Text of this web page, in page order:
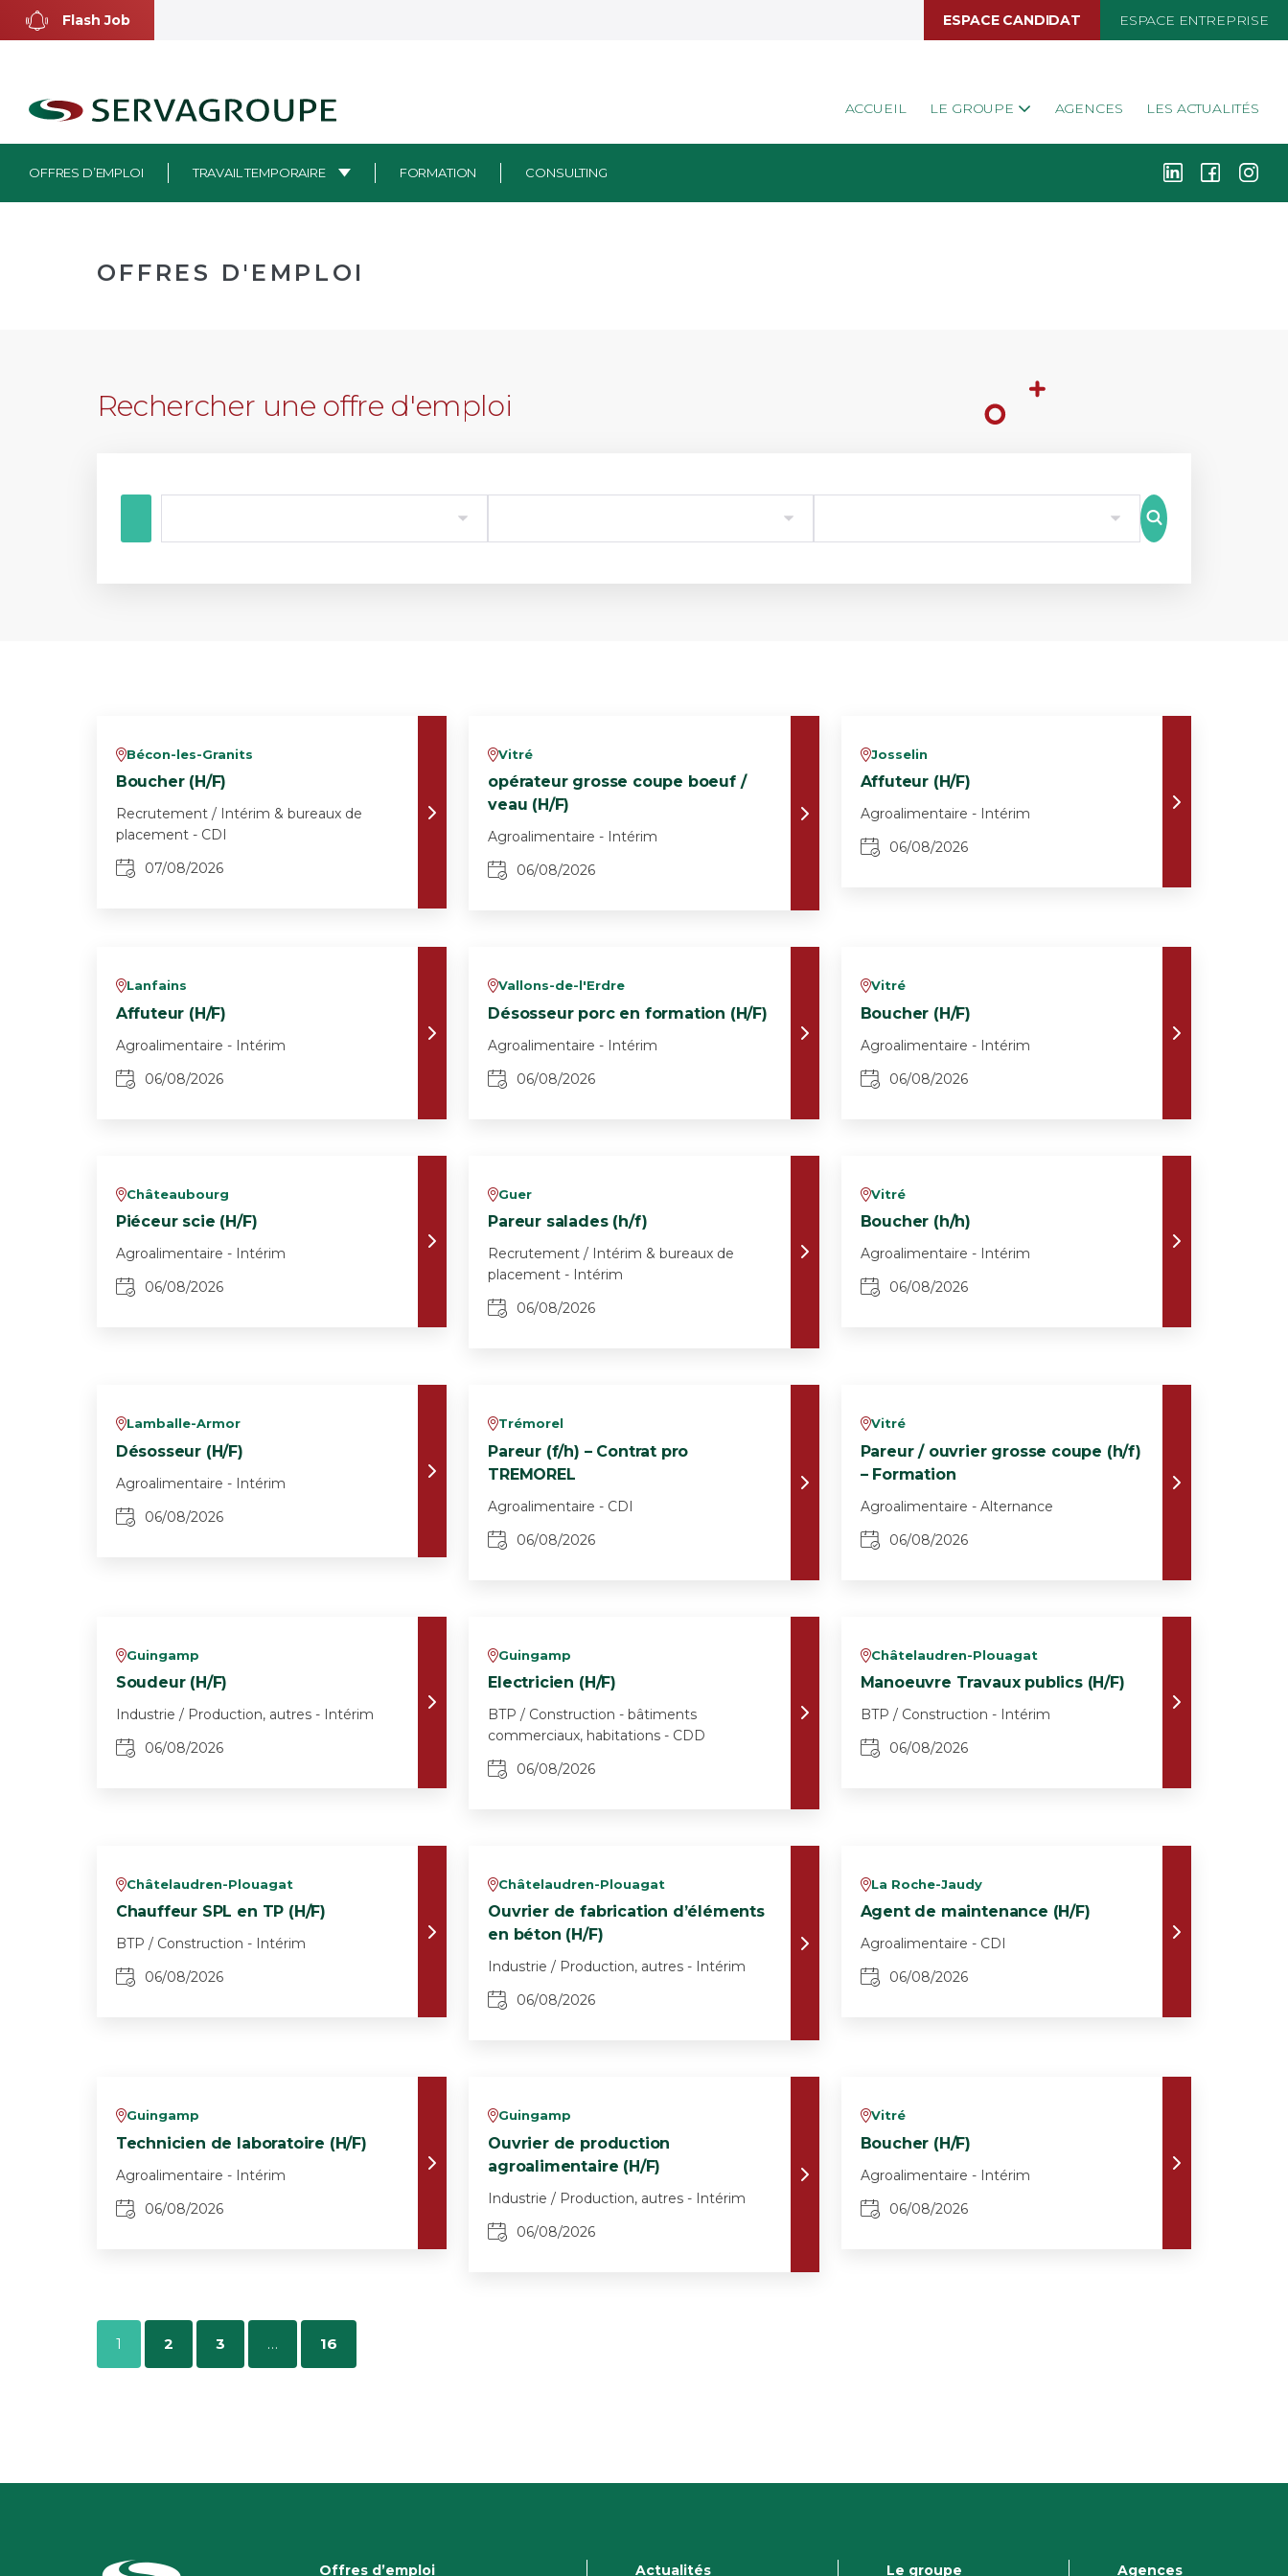
Aller
Flash Job ESPACE CANDIDAT ESPACE ENTREPRISE
ACCUEIL LE GROUPE AGENCES LES ACTUALITÉS
OFFRES D’EMPLOI TRAVAIL TEMPORAIRE FORMATION CONSULTING k i j
OFFRES D'EMPLOI
Rechercher une offre d'emploi
8
vBécon-les-Granits
Boucher (H/F)
Recrutement / Intérim & bureaux de
placement - CDI
07/08/2026
vVitré
opérateur grosse coupe boeuf /
veau (H/F)
Agroalimentaire - Intérim
06/08/2026
vJosselin
Affuteur (H/F)
Agroalimentaire - Intérim
06/08/2026
vLanfains
Affuteur (H/F)
Agroalimentaire - Intérim
06/08/2026
vVallons-de-l'Erdre
Désosseur porc en formation (H/F)
Agroalimentaire - Intérim
06/08/2026
vVitré
Boucher (H/F)
Agroalimentaire - Intérim
06/08/2026
vChâteaubourg
Piéceur scie (H/F)
Agroalimentaire - Intérim
06/08/2026
vGuer
Pareur salades (h/f)
Recrutement / Intérim & bureaux de
placement - Intérim
06/08/2026
vVitré
Boucher (h/h)
Agroalimentaire - Intérim
06/08/2026
vLamballe-Armor
Désosseur (H/F)
Agroalimentaire - Intérim
06/08/2026
vTrémorel
Pareur (f/h) – Contrat pro
TREMOREL
Agroalimentaire - CDI
06/08/2026
vVitré
Pareur / ouvrier grosse coupe (h/f)
– Formation
Agroalimentaire - Alternance
06/08/2026
vGuingamp
Soudeur (H/F)
Industrie / Production, autres - Intérim
06/08/2026
vGuingamp
Electricien (H/F)
BTP / Construction - bâtiments
commerciaux, habitations - CDD
06/08/2026
vChâtelaudren-Plouagat
Manoeuvre Travaux publics (H/F)
BTP / Construction - Intérim
06/08/2026
vChâtelaudren-Plouagat
Chauffeur SPL en TP (H/F)
BTP / Construction - Intérim
06/08/2026
vChâtelaudren-Plouagat
Ouvrier de fabrication d’éléments
en béton (H/F)
Industrie / Production, autres - Intérim
06/08/2026
vLa Roche-Jaudy
Agent de maintenance (H/F)
Agroalimentaire - CDI
06/08/2026
vGuingamp
Technicien de laboratoire (H/F)
Agroalimentaire - Intérim
06/08/2026
vGuingamp
Ouvrier de production
agroalimentaire (H/F)
Industrie / Production, autres - Intérim
06/08/2026
vVitré
Boucher (H/F)
Agroalimentaire - Intérim
06/08/2026
1 2 3 … 16
Offres d’emploi Actualités Le groupe Agences